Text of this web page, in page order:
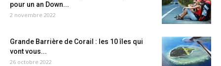
pour un an Down...
2 novembre 2022
Grande Barrière de Corail : les 10 îles qui
vont vous...
26 octobre 2022